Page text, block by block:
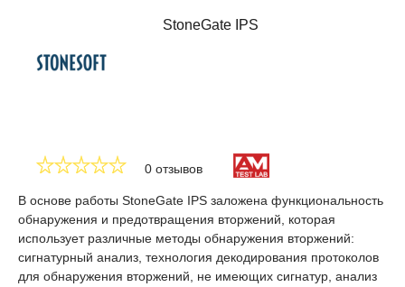
StoneGate IPS
0 отзывов
В основе работы StoneGate IPS заложена функциональность
обнаружения и предотвращения вторжений, которая
использует различные методы обнаружения вторжений:
сигнатурный анализ, технология декодирования протоколов
для обнаружения вторжений, не имеющих сигнатур, анализ